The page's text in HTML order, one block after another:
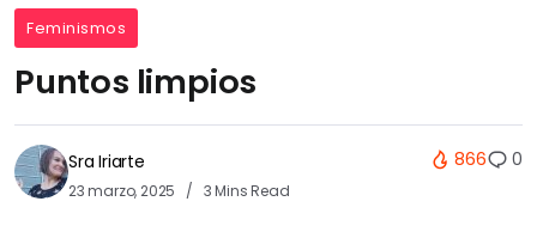
Feminismos
Puntos limpios
Sra Iriarte
23 marzo, 2025 3 Mins Read
866 0